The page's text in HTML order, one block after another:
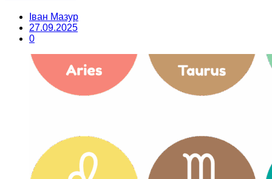
Іван Мазур
27.09.2025
0